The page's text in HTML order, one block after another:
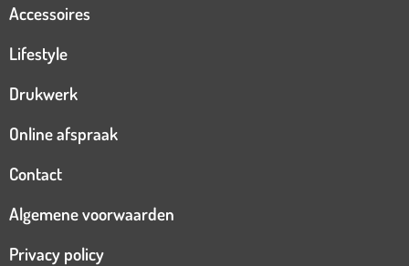
Accessoires
Lifestyle
Drukwerk
Online afspraak
Contact
Algemene voorwaarden
Privacy policy